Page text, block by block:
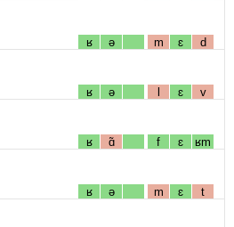
ʁ ə m ɛ d
ʁ ə l ɛ v
ʁ ɑ̃ f ɛ ʁm
ʁ ə m ɛ t